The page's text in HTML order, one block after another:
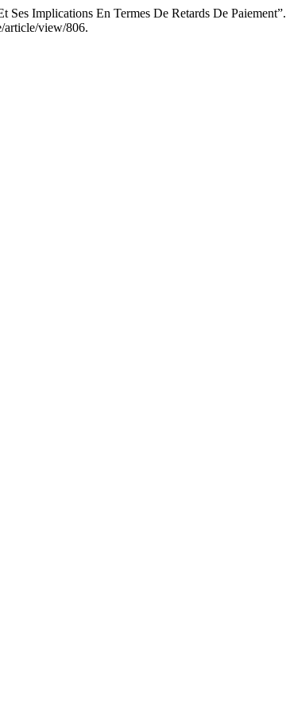
Implications En Termes De Retards De Paiement”.
article/view/806.